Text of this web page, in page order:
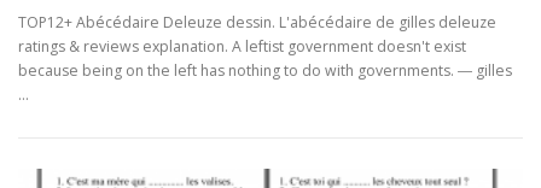
TOP12+ Abécédaire Deleuze dessin. L'abécédaire de gilles deleuze
ratings & reviews explanation. A leftist government doesn't exist
because being on the left has nothing to do with governments. ― gilles
…